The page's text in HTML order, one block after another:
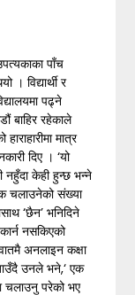
पाँच
। विद्यार्थी र
पढ्ने
बाहिर रहेकाले
मात्र
दिए । ‘यो
नहुँदा केही हुन्छ भन्ने
चलाउनेको संख्या
‘छैन’ भनिदिने
नसकिएको
अनलाइन कक्षा
उनले भने,‘ एक
चलाउनु परेको भए